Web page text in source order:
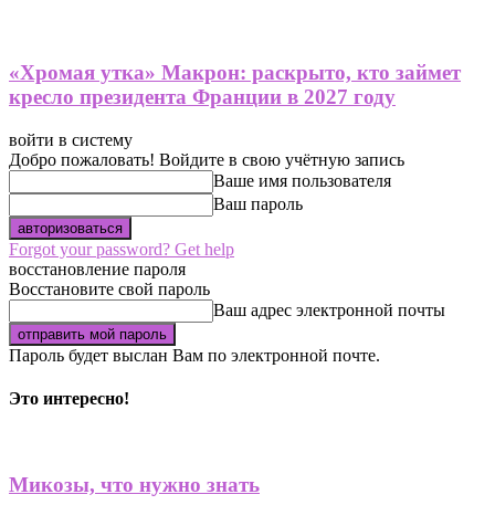
«Хромая утка» Макрон: раскрыто, кто займет
кресло президента Франции в 2027 году
войти в систему
Добро пожаловать! Войдите в свою учётную запись
Ваше имя пользователя
Ваш пароль
Forgot your password? Get help
восстановление пароля
Восстановите свой пароль
Ваш адрес электронной почты
Пароль будет выслан Вам по электронной почте.
Это интересно!
Микозы, что нужно знать